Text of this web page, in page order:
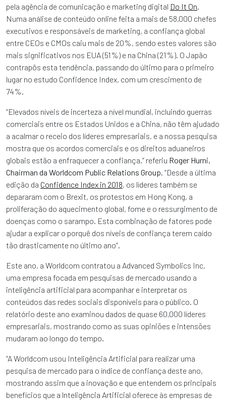
pela agência de comunicação e marketing digital Do It On.
Numa análise de conteúdo online feita a mais de 58,000 chefes
executivos e responsáveis de marketing, a confiança global
entre CEOs e CMOs caiu mais de 20%, sendo estes valores são
mais significativos nos EUA (51%) e na China (21%). O Japão
contrapôs esta tendência, passando do último para o primeiro
lugar no estudo Confidence Index, com um crescimento de
74%.
“Elevados níveis de incerteza a nível mundial, incluindo guerras
comerciais entre os Estados Unidos e a China, não têm ajudado
a acalmar o receio dos líderes empresariais, e a nossa pesquisa
mostra que os acordos comerciais e os direitos aduaneiros
globais estão a enfraquecer a confiança.” referiu Roger Hurni,
Chairman da Worldcom Public Relations Group. “Desde a última
edição da Confidence Index in 2018, os líderes também se
depararam com o Brexit, os protestos em Hong Kong, a
proliferação do aquecimento global, fome e o ressurgimento de
doenças como o sarampo. Esta combinação de fatores pode
ajudar a explicar o porquê dos níveis de confiança terem caído
tão drasticamente no último ano”.
Este ano, a Worldcom contratou a Advanced Symbolics Inc,
uma empresa focada em pesquisas de mercado usando a
inteligência artificial para acompanhar e interpretar os
conteúdos das redes sociais disponíveis para o público. O
relatório deste ano examinou dados de quase 60,000 líderes
empresariais, mostrando como as suas opiniões e intensões
mudaram ao longo do tempo.
“A Worldcom usou Inteligência Artificial para realizar uma
pesquisa de mercado para o índice de confiança deste ano,
mostrando assim que a inovação e que entendem os principais
benefícios que a lnteligência Artificial oferece às empresas de